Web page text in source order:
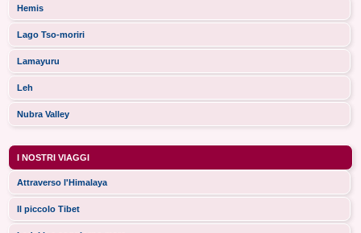
Hemis
Lago Tso-moriri
Lamayuru
Leh
Nubra Valley
I NOSTRI VIAGGI
Attraverso l'Himalaya
Il piccolo Tibet